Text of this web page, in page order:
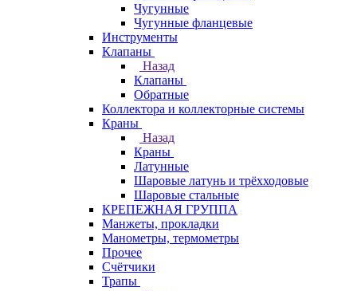
Чугунные
Чугунные фланцевые
Инструменты
Клапаны
Назад
Клапаны
Обратные
Коллектора и коллекторные системы
Краны
Назад
Краны
Латунные
Шаровые латунь и трёхходовые
Шаровые стальные
КРЕПЕЖНАЯ ГРУППА
Манжеты, прокладки
Манометры, термометры
Прочее
Счётчики
Трапы